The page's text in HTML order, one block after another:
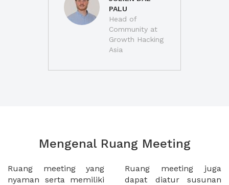
PALU
Head of
Community at
Growth Hacking
Asia
Mengenal Ruang Meeting
Ruang meeting yang
nyaman serta memiliki
Ruang meeting juga
dapat diatur susunan